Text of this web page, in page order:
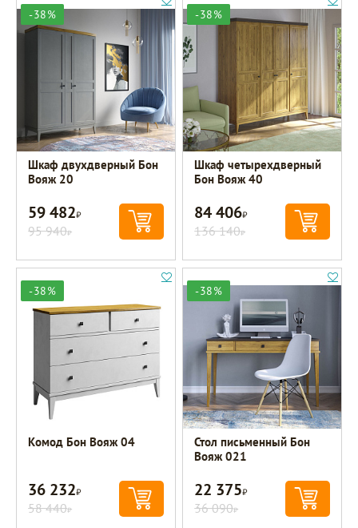
-38%
Шкаф двухдверный Бон
Вояж 20
59 482Р
95 940Р
-38%
Шкаф четырехдверный
Бон Вояж 40
84 406Р
136 140Р
-38%
Комод Бон Вояж 04
36 232Р
58 440Р
-38%
Стол письменный Бон
Вояж 021
22 375Р
36 090Р